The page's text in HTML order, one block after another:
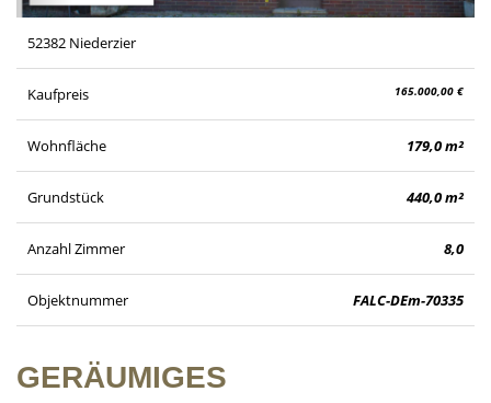
52382 Niederzier
Kaufpreis 165.000,00 €
Wohnfläche 179,0 m²
Grundstück 440,0 m²
Anzahl Zimmer 8,0
Objektnummer FALC-DEm-70335
GERÄUMIGES